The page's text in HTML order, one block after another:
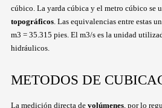
cúbico. La yarda cúbica y el metro cúbico se
topográficos. Las equivalencias entre estas
m3 = 35.315 pies. El m3/s es la unidad
hidráulicos.
METODOS DE
La medición directa de volúmenes, por lo